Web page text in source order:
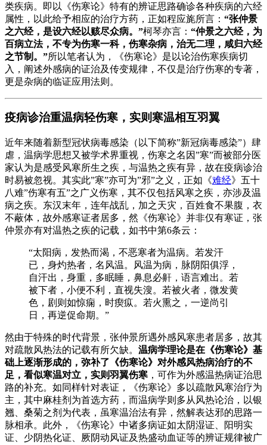
类疾病。即以《伤寒论》特有的辨证思路确诊各种疾病的六经
属性，以此给予相应的治疗方药，正如程应旄所言： “张仲景
之六经，是设六经以赅尽众病。”柯琴亦言： “仲景之六经，为
百病立法，不专为伤寒一科，伤寒杂病，治无二理，咸归六经
之节制。”所以笔者认为，《伤寒论》是以论治伤寒疾病切
入，阐述外感病的证治及传变规律，不仅是治疗伤寒的专著，
更是杂病的临证应用法则。
疫病诊治重温病轻伤寒，实则寒温相互羽翼
近年来随着新型冠状病毒感染（以下简称”新冠病毒感染”）肆
虐，温病学思想又被学术界重视，伤寒之名因”寒”而被部分医
家认为是感受风寒所生之疾，与温热之疾有异，故在疫病诊治
时易被忽视。其实此”寒”亦可为”邪”之义，正如《难经》五十
八难”伤寒有五”之广义伤寒，其不仅包括风寒之疾，亦涉及温
病之疾。东汉末年，连年战乱，加之天灾，百姓食不果腹，衣
不蔽体，故外感寒证者居多，然《伤寒论》并非仅有寒证，张
仲景亦有对温热之疾的记载，如书中第6条云：
“太阳病，发热而渴，不恶寒者为温病。若发汗
已，身灼热者，名风温。风温为病，脉阴阳俱浮，
自汗出，身重，多眠睡，鼻息必鼾，语言难出。若
被下者，小便不利，直视失溲。若被火者，微发黄
色，剧则如惊痫，时瘈疭。若火熏之，一逆尚引
日，再逆促命期。”
然由于特殊的时代背景，张仲景所遇外感风寒患者居多，故其
对疏散风热法的记载有所欠缺。 温病学理论是在《伤寒论》基
础上逐渐形成的，弥补了《伤寒论》对外感风热病治疗的不
足，看似寒温对立，实则羽翼伤寒 ，可作为外感温热病证治思
路的补充。如同样针对表证，《伤寒论》多以疏散风寒治疗为
主，其中麻桂剂为首选方药，而温病学则多从风热论治，以银
翘、桑菊之剂为代表，虽寒温治法有异，然解表达邪的思路一
脉相承。此外，《伤寒论》中诸多病证如太阴湿证、阳明实
证、少阴热化证、厥阴动风证及热盛动血证等的辨证规律被广